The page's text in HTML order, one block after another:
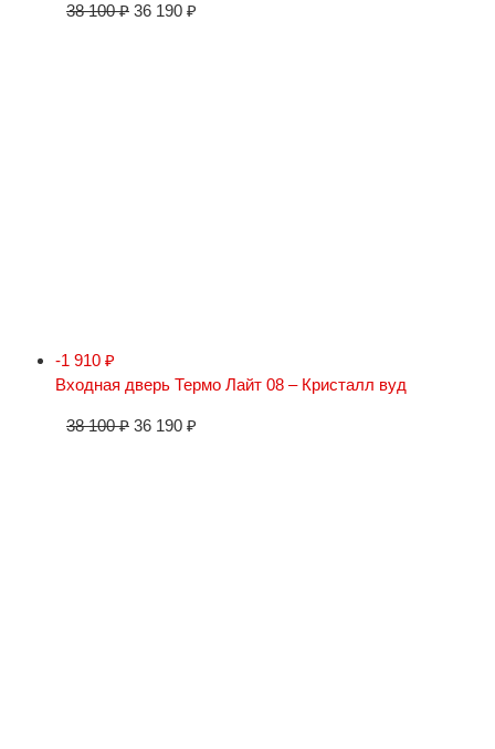
38 100₽ 36 190 ₽
-1 910 ₽
Входная дверь Термо Лайт 08 – Кристалл вуд
38 100₽ 36 190 ₽